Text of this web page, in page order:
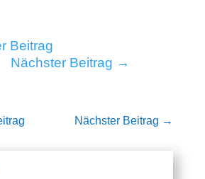
Beitrag
Nächster Beitrag →
Nächster Beitrag →